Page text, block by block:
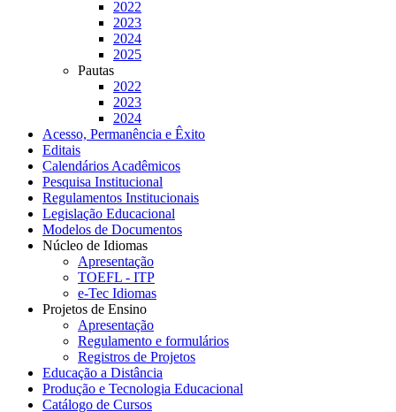
2022
2023
2024
2025
Pautas
2022
2023
2024
Acesso, Permanência e Êxito
Editais
Calendários Acadêmicos
Pesquisa Institucional
Regulamentos Institucionais
Legislação Educacional
Modelos de Documentos
Núcleo de Idiomas
Apresentação
TOEFL - ITP
e-Tec Idiomas
Projetos de Ensino
Apresentação
Regulamento e formulários
Registros de Projetos
Educação a Distância
Produção e Tecnologia Educacional
Catálogo de Cursos